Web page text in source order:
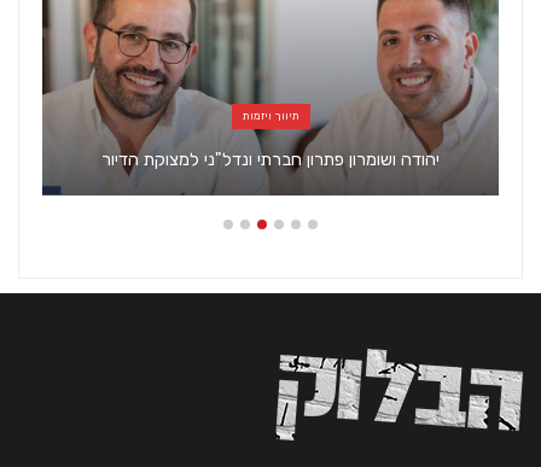
תיווך ויזמות
יהודה ושומרון פתרון חברתי ונדל"ני למצוקת הדיור